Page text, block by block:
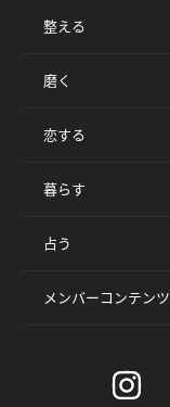
整える
磨く
恋する
暮らす
占う
メンバーコンテンツ